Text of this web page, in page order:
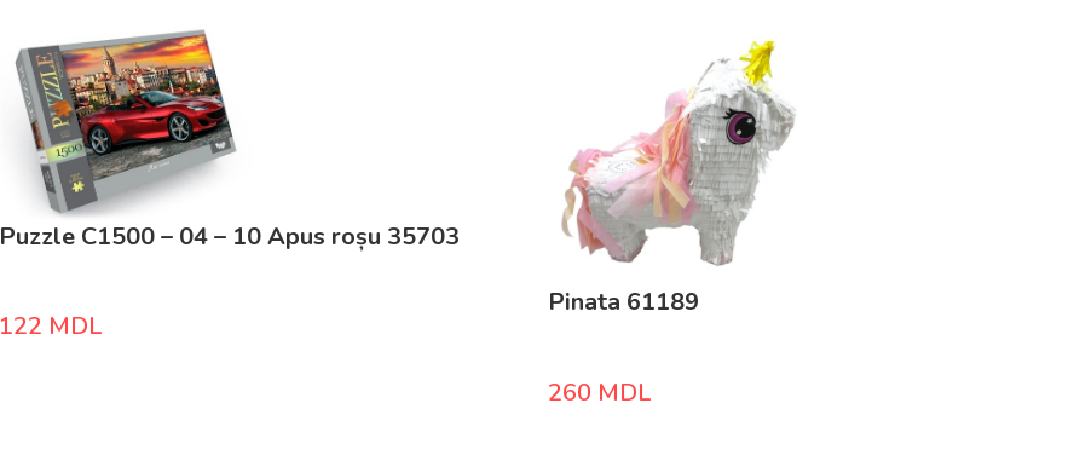
Puzzle C1500 – 04 – 10 Apus roșu 35703
122 MDL
Pinata 61189
260 MDL